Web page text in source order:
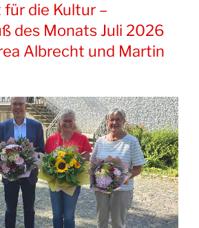
die Kultur –
des Monats Juli 2026
Albrecht und Martin